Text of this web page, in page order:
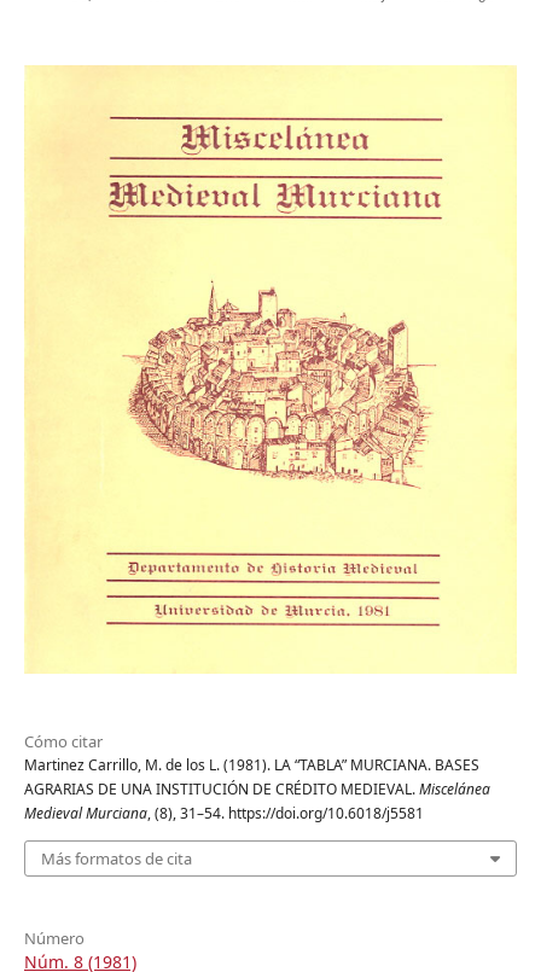
Cómo citar
Martinez Carrillo, M. de los L. (1981). LA “TABLA” MURCIANA. BASES
AGRARIAS DE UNA INSTITUCIÓN DE CRÉDITO MEDIEVAL.Miscelánea
Medieval Murciana, (8), 31–54. https://doi.org/10.6018/j5581
Más formatos de cita
Número
Núm. 8 (1981)